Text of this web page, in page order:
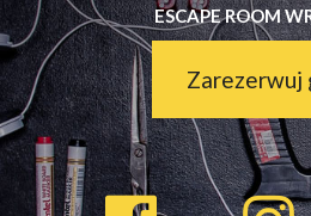
ESCAPE ROOM
Zarezerwuj